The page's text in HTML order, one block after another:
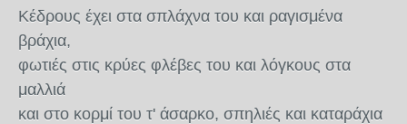
Kέδρους έχει στα σπλάχνα του και ραγισμένα
βράχια,
φωτιές στις κρύες φλέβες του και λόγκους στα
μαλλιά
και στο κορμί του τ' άσαρκο, σπηλιές και καταράχια